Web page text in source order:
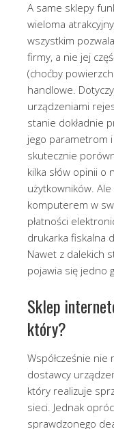
A same sklepy
wieloma
wszystkim
firmy, a nie jej
(choćby
handlowe.
urządzeniami
stanie dokładnie
jego parametrom
skutecznie
kilka słów opinii o
użytkowników.
komputerem w
płatności
drukarka fiskalna
Nawet z dalekich
pojawia się jedno
Sklep
który?
Współcześnie
dostawcy
który realizuje
sieci. Jednak
sprawdzonego